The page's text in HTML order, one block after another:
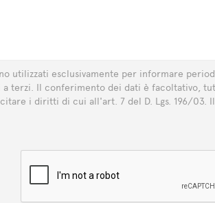
utilizzati esclusivamente per informare
terzi. Il conferimento dei dati è facoltativo,
i diritti di cui all'art. 7 del D. Lgs. 196/03.